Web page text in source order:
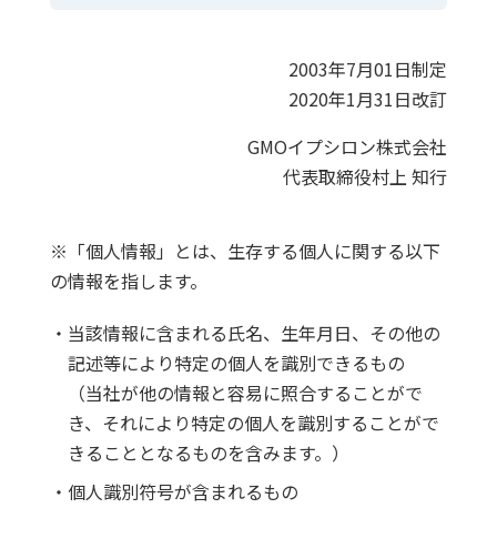
2003年7月01日制定
2020年1月31日改訂
GMOイプシロン株式会社
代表取締役村上 知行
※「個人情報」とは、生存する個人に関する以下
の情報を指します。
・当該情報に含まれる氏名、生年月日、その他の
記述等により特定の個人を識別できるもの
（当社が他の情報と容易に照合することがで
き、それにより特定の個人を識別することがで
きることとなるものを含みます。）
・個人識別符号が含まれるもの